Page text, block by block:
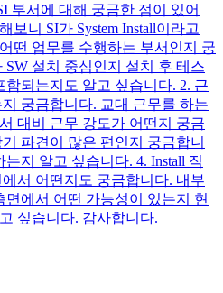
부서에 대해 궁금한 점이 있어
보니 SI가 System Install이라고
떤 업무를 수행하는 부서인지 궁
SW 설치 중심인지 설치 후 테스
함되는지도 알고 싶습니다. 2. 근
궁금합니다. 교대 근무를 하는
대비 근무 강도가 어떤지 궁금
파견이 많은 편인지 궁금합니
지 알고 싶습니다. 4. Install 직
서 어떤지도 궁금합니다. 내부
면에서 어떤 가능성이 있는지 현
싶습니다. 감사합니다.